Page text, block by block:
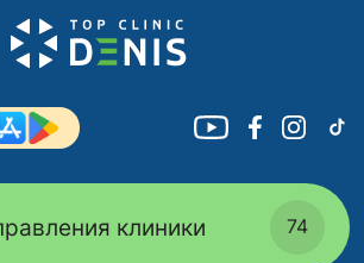
клиники 74